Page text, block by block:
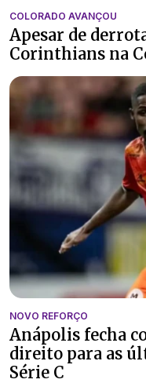
COLORADO AVANÇOU
Apesar de
Corinthians na
NOVO REFORÇO
Anápolis fecha
direito para as
Série C